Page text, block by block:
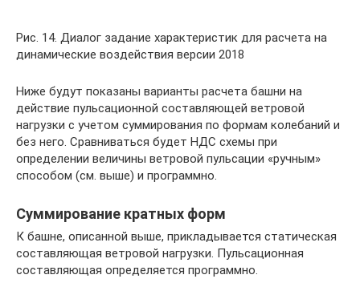
Рис. 14. Диалог задание характеристик для расчета на
динамические воздействия версии 2018
Ниже будут показаны варианты расчета башни на
действие пульсационной составляющей ветровой
нагрузки с учетом суммирования по формам колебаний и
без него. Сравниваться будет НДС схемы при
определении величины ветровой пульсации «ручным»
способом (см. выше) и программно.
Суммирование кратных форм
К башне, описанной выше, прикладывается статическая
составляющая ветровой нагрузки. Пульсационная
составляющая определяется программно.